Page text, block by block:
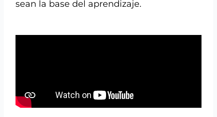
sean la base del aprendizaje.